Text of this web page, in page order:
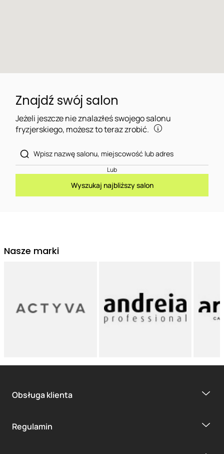
Znajdź swój salon
Jeżeli jeszcze nie znalazłeś swojego salonu
fryzjerskiego, możesz to teraz zrobić.
Lub
Wyszukaj najbliższy salon
Nasze marki
Obsługa klienta
Regulamin